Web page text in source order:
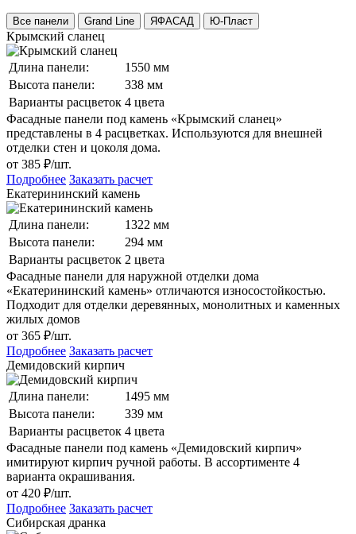
Все панели Grand Line ЯФАСАД Ю-Пласт
Крымский сланец
Длина панели:
1550 мм
Высота панели:
338 мм
Варианты расцветок 4 цвета
Фасадные панели под камень «Крымский сланец»
представлены в 4 расцветках. Используются для внешней
отделки стен и цоколя дома.
от 385 ₽/шт.
Подробнее Заказать расчет
Екатерининский камень
Длина панели:
1322 мм
Высота панели:
294 мм
Варианты расцветок 2 цвета
Фасадные панели для наружной отделки дома
«Екатерининский камень» отличаются износостойкостью.
Подходит для отделки деревянных, монолитных и каменных
жилых домов
от 365 ₽/шт.
Подробнее Заказать расчет
Демидовский кирпич
Длина панели:
1495 мм
Высота панели:
339 мм
Варианты расцветок 4 цвета
Фасадные панели под камень «Демидовский кирпич»
имитируют кирпич ручной работы. В ассортименте 4
варианта окрашивания.
от 420 ₽/шт.
Подробнее Заказать расчет
Сибирская дранка